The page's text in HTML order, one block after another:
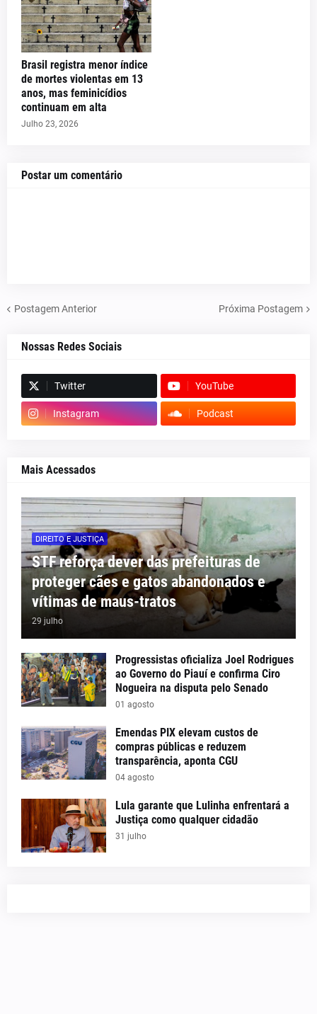
Brasil registra menor índice
de mortes violentas em 13
anos, mas feminicídios
continuam em alta
Julho 23, 2026
Postar um comentário
Postagem Anterior Próxima Postagem
Nossas Redes Sociais
Twitter YouTube
Instagram Podcast
Mais Acessados
DIREITO E JUSTIÇA
STF reforça dever das prefeituras de
proteger cães e gatos abandonados e
vítimas de maus-tratos
29 julho
Progressistas oficializa Joel Rodrigues
ao Governo do Piauí e confirma Ciro
Nogueira na disputa pelo Senado
01 agosto
Emendas PIX elevam custos de
compras públicas e reduzem
transparência, aponta CGU
04 agosto
Lula garante que Lulinha enfrentará a
Justiça como qualquer cidadão
31 julho